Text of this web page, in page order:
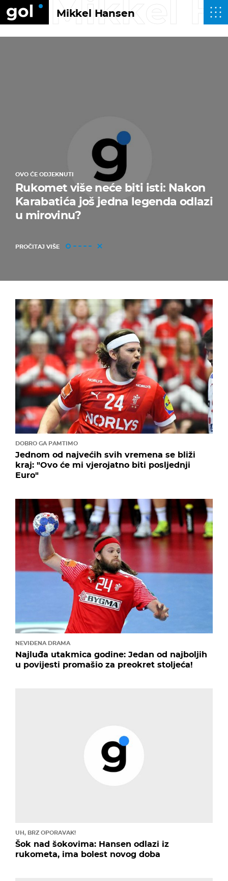
Mikkel Hansen
Mikkel
OVO ĆE ODJEKNUTI
Rukomet više neće biti isti: Nakon
Karabatića još jedna legenda odlazi
u mirovinu?
PROČITAJ VIŠE
DOBRO GA PAMTIMO
Jednom od najvećih svih vremena se bliži
kraj: "Ovo će mi vjerojatno biti posljednji
Euro"
NEVIĐENA DRAMA
Najluđa utakmica godine: Jedan od najboljih
u povijesti promašio za preokret stoljeća!
UH, BRZ OPORAVAK!
Šok nad šokovima: Hansen odlazi iz
rukometa, ima bolest novog doba